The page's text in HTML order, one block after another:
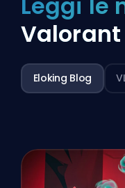
Valorant
Eloking Blog